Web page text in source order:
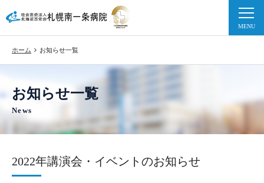
ホーム お知らせ一覧
お知らせ一覧
News
2022年講演会・イベントのお知らせ